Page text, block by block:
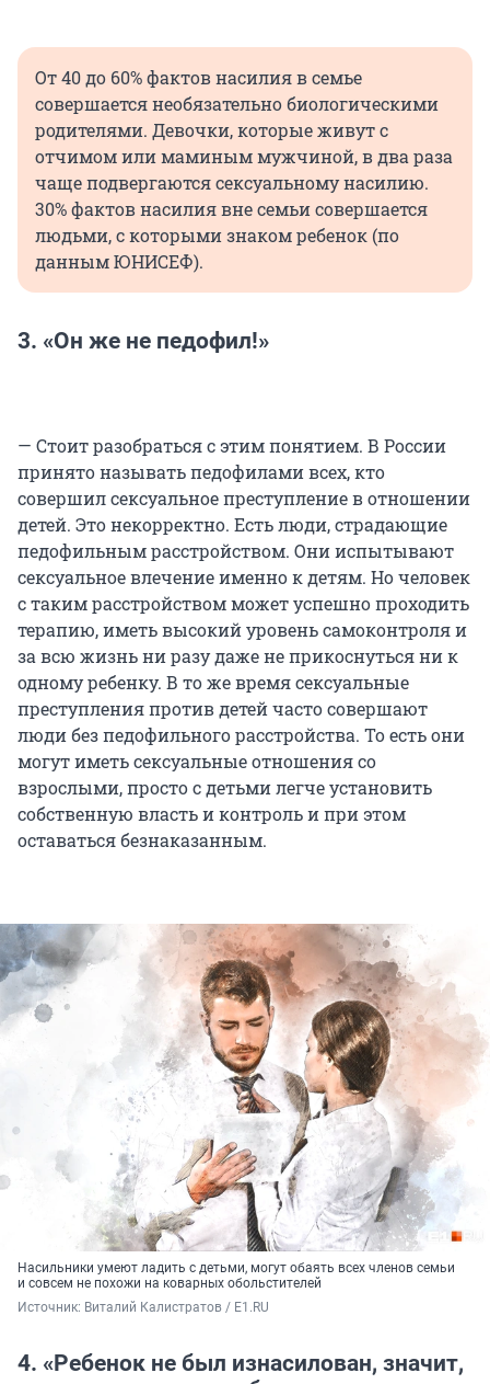
От 40 до 60% фактов насилия в семье
совершается необязательно биологическими
родителями. Девочки, которые живут с
отчимом или маминым мужчиной, в два раза
чаще подвергаются сексуальному насилию.
30% фактов насилия вне семьи совершается
людьми, с которыми знаком ребенок (по
данным ЮНИСЕФ).
3. «Он же не педофил!»
— Стоит разобраться с этим понятием. В России
принято называть педофилами всех, кто
совершил сексуальное преступление в отношении
детей. Это некорректно. Есть люди, страдающие
педофильным расстройством. Они испытывают
сексуальное влечение именно к детям. Но человек
с таким расстройством может успешно проходить
терапию, иметь высокий уровень самоконтроля и
за всю жизнь ни разу даже не прикоснуться ни к
одному ребенку. В то же время сексуальные
преступления против детей часто совершают
люди без педофильного расстройства. То есть они
могут иметь сексуальные отношения со
взрослыми, просто с детьми легче установить
собственную власть и контроль и при этом
оставаться безнаказанным.
Насильники умеют ладить с детьми, могут обаять всех членов семьи
и совсем не похожи на коварных обольстителей
Источник: Виталий Калистратов / E1.RU
4. «Ребенок не был изнасилован, значит,